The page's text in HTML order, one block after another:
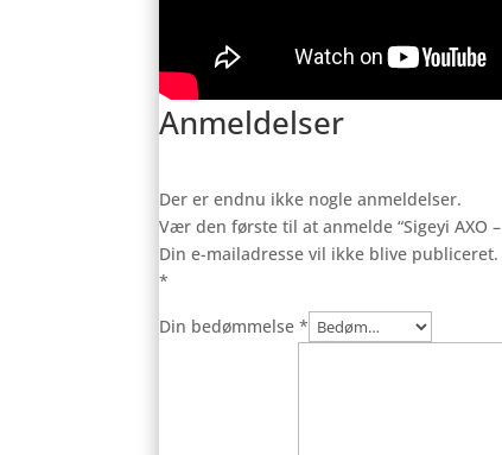
Anmeldelser
Der er endnu ikke nogle anmeldelser.
Vær den første til at anmelde “Sigeyi AXO
Din e-mailadresse vil ikke blive publiceret.
*
Din bedømmelse*